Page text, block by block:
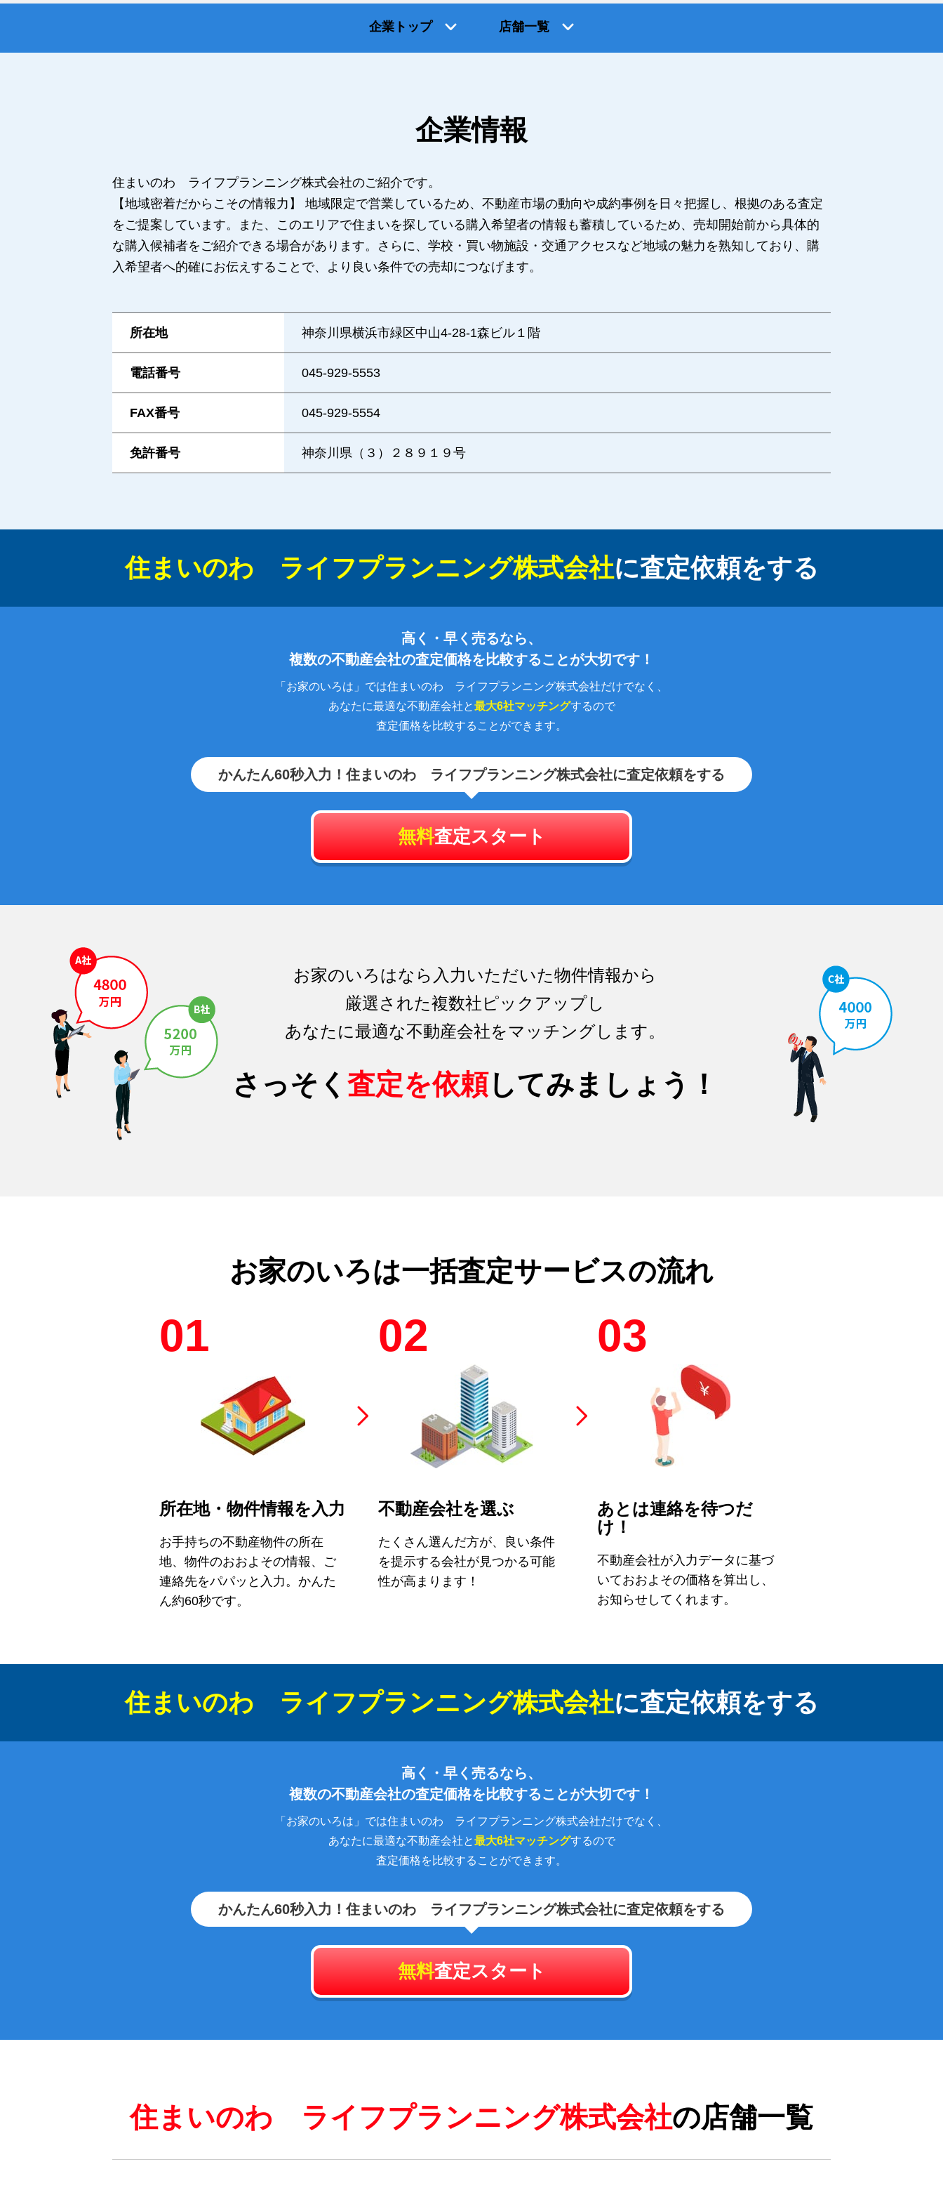
企業トップ 店舗一覧
企業情報
住まいのわ ライフプランニング株式会社のご紹介です。
【地域密着だからこその情報力】 地域限定で営業しているため、不動産市場の動向や成約事例を日々把握し、根拠のある査定
をご提案しています。また、このエリアで住まいを探している購入希望者の情報も蓄積しているため、売却開始前から具体的
な購入候補者をご紹介できる場合があります。さらに、学校・買い物施設・交通アクセスなど地域の魅力を熟知しており、購
入希望者へ的確にお伝えすることで、より良い条件での売却につなげます。
所在地 神奈川県横浜市緑区中山4-28-1森ビル１階
電話番号 045-929-5553
FAX番号 045-929-5554
免許番号 神奈川県（３）２８９１９号
住まいのわ ライフプランニング株式会社に査定依頼をする
高く・早く売るなら、
複数の不動産会社の査定価格を比較することが大切です！
「お家のいろは」では住まいのわ ライフプランニング株式会社だけでなく、
あなたに最適な不動産会社と最大6社マッチングするので
査定価格を比較することができます。
かんたん60秒入力！住まいのわ ライフプランニング株式会社に査定依頼をする
無料査定スタート
お家のいろはなら入力いただいた物件情報から
厳選された複数社ピックアップし
あなたに最適な不動産会社をマッチングします。
さっそく 査定を依頼してみましょう！
お家のいろは一括査定サービスの流れ
01
所在地・物件情報を入力
お手持ちの不動産物件の所在
地、物件のおおよその情報、ご
連絡先をパパッと入力。かんた
ん約60秒です。
02
不動産会社を選ぶ
たくさん選んだ方が、良い条件
を提示する会社が見つかる可能
性が高まります！
03
あとは連絡を待つだ
け！
不動産会社が入力データに基づ
いておおよその価格を算出し、
お知らせしてくれます。
住まいのわ ライフプランニング株式会社に査定依頼をする
高く・早く売るなら、
複数の不動産会社の査定価格を比較することが大切です！
「お家のいろは」では住まいのわ ライフプランニング株式会社だけでなく、
あなたに最適な不動産会社と最大6社マッチングするので
査定価格を比較することができます。
かんたん60秒入力！住まいのわ ライフプランニング株式会社に査定依頼をする
無料査定スタート
住まいのわ ライフプランニング株式会社の店舗一覧